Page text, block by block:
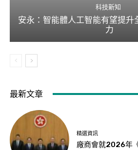
科技新知
安永：智能體人工智能有望提升
力
最新文章
精選資訊
廠商會就2026年